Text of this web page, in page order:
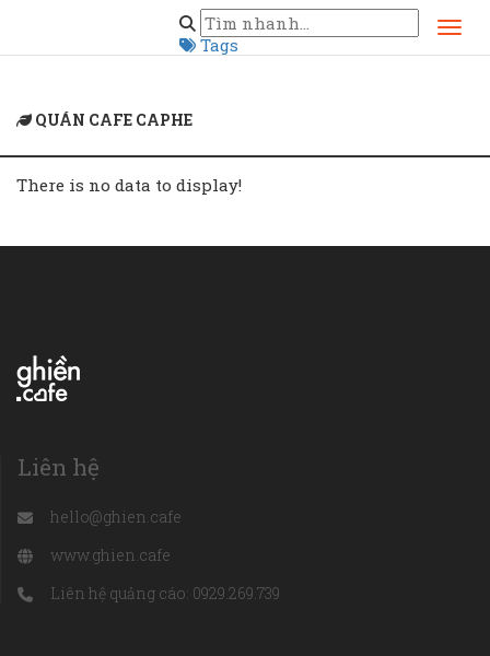
Tags
quán cafe caphe
QUÁN CAFE CAPHE
There is no data to display!
Liên hệ
hello@ghien.cafe
www.ghien.cafe
Liên hệ quảng cáo: 0929.269.739